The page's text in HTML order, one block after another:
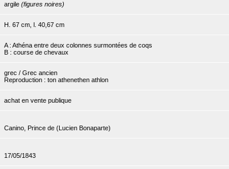
argile (figures noires)
H. 67 cm, l. 40,67 cm
A : Athéna entre deux colonnes surmontées de coqs
B : course de chevaux
grec / Grec ancien
Reproduction : ton athenethen athlon
achat en vente publique
Canino, Prince de (Lucien Bonaparte)
17/05/1843